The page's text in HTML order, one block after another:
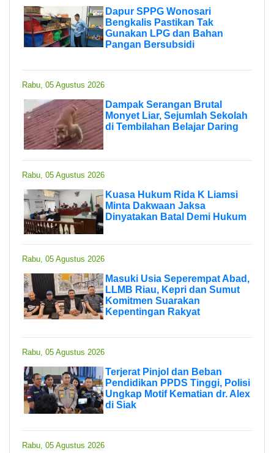
Dapur SPPG Wonosari
Bengkalis Pastikan Tak
Gunakan LPG dan Bahan
Pangan Bersubsidi
Rabu, 05 Agustus 2026
Dampak Serangan Brutal
Monyet Liar, Sejumlah Sekolah
di Tembilahan Belajar Daring
Rabu, 05 Agustus 2026
Kuasa Hukum Rida K Liamsi
Minta Dakwaan Jaksa
Dinyatakan Batal Demi Hukum
Rabu, 05 Agustus 2026
Masuki Usia Seperempat Abad,
LLMB Riau, Kepri dan Sumut
Komitmen Suarakan
Kepentingan Rakyat
Rabu, 05 Agustus 2026
Terjerat Pinjol dan Beban
Pendidikan PPDS Tinggi, Polisi
Ungkap Motif Kematian dr. Alex
di Siak
Rabu, 05 Agustus 2026